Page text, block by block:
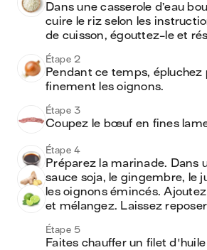
Dans une casserole d’eau
cuire le riz selon les
de cuisson, égouttez-le et
Étape 2
Pendant ce temps,
finement les oignons.
Étape 3
Coupez le bœuf en fines
Étape 4
Préparez la marinade. Dans
sauce soja, le gingembre, le
les oignons émincés.
et mélangez. Laissez
Étape 5
Faites chauffer un filet